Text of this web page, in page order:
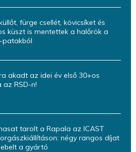
fürge csellét, kövicsíket és
küszt is mentettek a halőrök a
patakból
akadt az idei év első 30+os
az RSD-n!
tarolt a Rapala az ICAST
négy rangos díjat
a gyártó